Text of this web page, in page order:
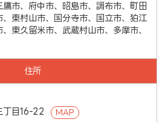
市、府中市、昭島市、調布市、町田
、東村山市、国分寺市、国立市、狛江
東久留米市、武蔵村山市、多摩市、
住所
丁目16-22
MAP